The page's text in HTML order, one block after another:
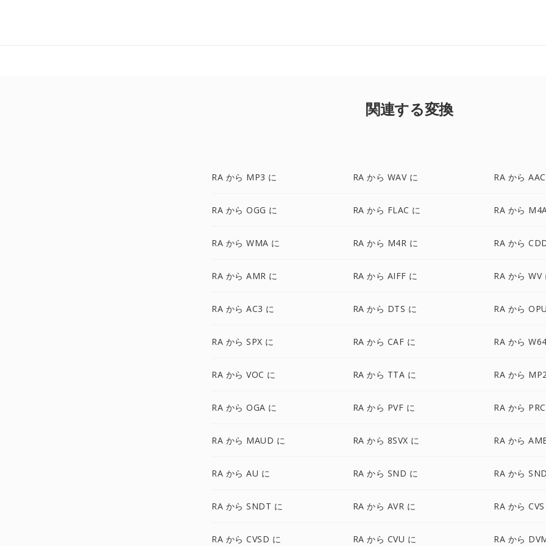
関連する変換
RA から MP3 に RA から WAV に RA から
RA から OGG に RA から FLAC に RA から
RA から WMA に RA から M4R に RA から
RA から AMR に RA から AIFF に RA から WV
RA から AC3 に RA から DTS に RA から
RA から SPX に RA から CAF に RA から
RA から VOC に RA から TTA に RA から
RA から OGA に RA から PVF に RA から
RA から MAUD に RA から 8SVX に RA から
RA から AU に RA から SND に RA から
RA から SNDT に RA から AVR に RA から
RA から CVSD に RA から CVU に RA から